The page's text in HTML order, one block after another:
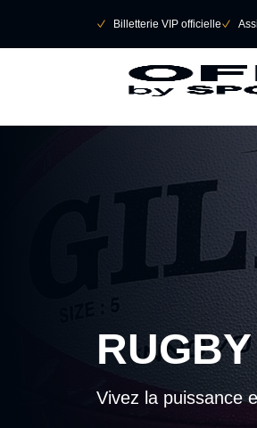
􀆅 Billetterie VIP officielle􀆅
Vivez la puissance